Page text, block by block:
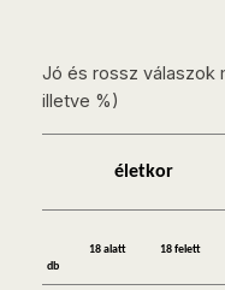
Jó és rossz válaszok
illetve %)
életkor
db
18 alatt 18 felett